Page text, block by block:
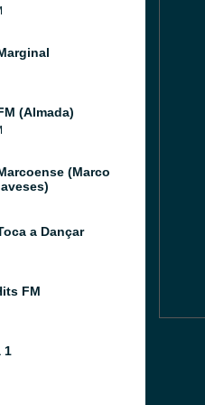
(Almada)
(Marco
a Dançar
FM
1